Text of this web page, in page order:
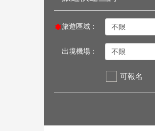
旅遊區域：
出境機場：
可報名